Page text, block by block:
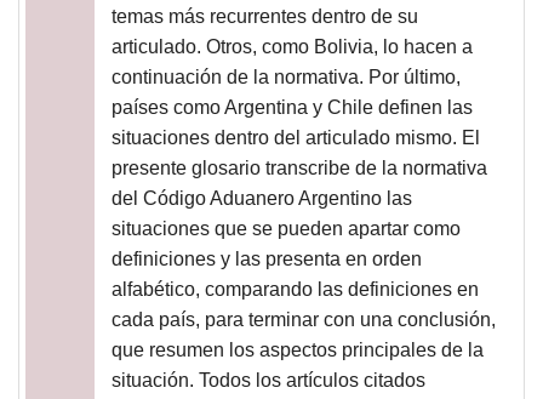
temas más recurrentes dentro de su
articulado. Otros, como Bolivia, lo hacen a
continuación de la normativa. Por último,
países como Argentina y Chile definen las
situaciones dentro del articulado mismo. El
presente glosario transcribe de la normativa
del Código Aduanero Argentino las
situaciones que se pueden apartar como
definiciones y las presenta en orden
alfabético, comparando las definiciones en
cada país, para terminar con una conclusión,
que resumen los aspectos principales de la
situación. Todos los artículos citados